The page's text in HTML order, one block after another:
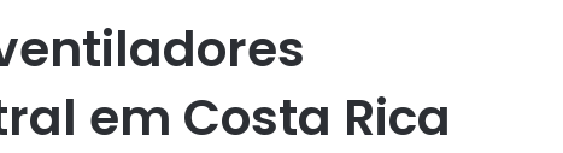
em Costa Rica